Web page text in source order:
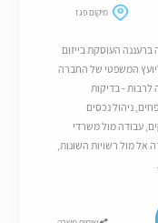
מיקום פגז
העוסקת בייזום
המשפטי של החברה
- בדיקות
ניהול נכסים
עבודה מול משרדי
אל מול רשויות השונות,